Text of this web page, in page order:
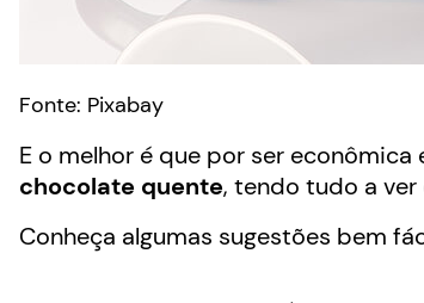
Fonte: Pixabay
E o melhor é que por ser
chocolate quente, tendo tudo a
Conheça algumas sugestões bem